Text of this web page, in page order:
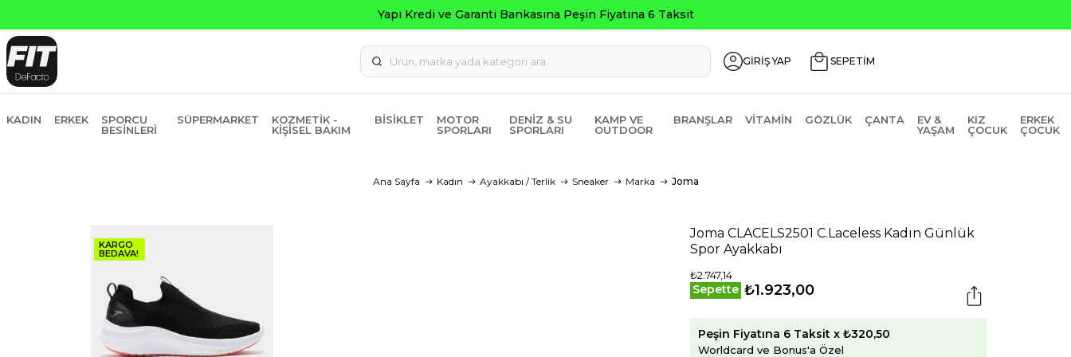
Yapı Kredi ve Garanti Bankasına Peşin Fiyatına 6 Taksit
GİRİŞ YAP SEPETİM
KADIN ERKEK
SPORCU
BESINLERI
SÜPERMARKET
KOZMETIK -
KIŞISEL BAKIM
BISIKLET
MOTOR
SPORLARI
DENIZ & SU
SPORLARI
KAMP VE
OUTDOOR
BRANŞLAR VITAMIN GÖZLÜK ÇANTA
EV &
YAŞAM
KIZ
ÇOCUK
ERKEK
ÇOCUK
Ana Sayfa Kadın Ayakkabı / Terlik Sneaker Marka Joma
KARGO
BEDAVA!
Joma CLACELS2501 C.Laceless Kadın Günlük
Spor Ayakkabı
₺2.747,14
Sepette ₺1.923,00
Peşin Fiyatına 6 Taksit x ₺320,50
Worldcard ve Bonus'a Özel